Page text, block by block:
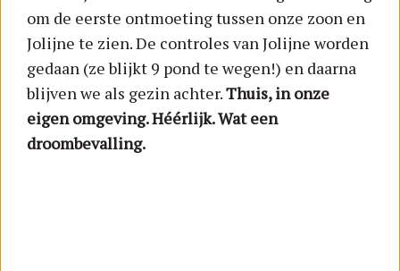
om de eerste ontmoeting tussen onze zoon en
Jolijne te zien. De controles van Jolijne worden
gedaan (ze blijkt 9 pond te wegen!) en daarna
blijven we als gezin achter.Thuis, in onze
eigen omgeving. Héérlijk. Wat een
droombevalling.